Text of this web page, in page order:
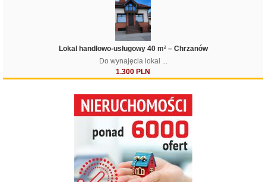
Filtruj
Lokal handlowo-usługowy 40 m² – Chrzanów
Do wynajęcia lokal ...
1.300 PLN